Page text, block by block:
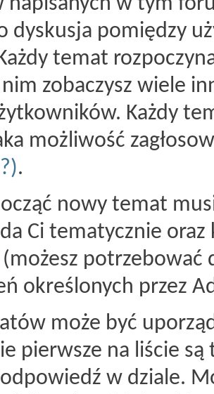
dyskusja pomiędzy
temat
zobaczysz wiele
Każdy
możliwość
.
nowy temat
Ci tematycznie
(możesz
określonych przez
może być
pierwsze na liście
w dziale.